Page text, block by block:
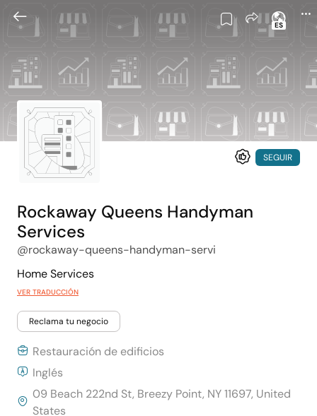
ES
SEGUIR
Rockaway Queens Handyman
Services
@rockaway-queens-handyman-servi
Home Services
VER TRADUCCIÓN
Reclama tu negocio
Restauración de edificios
Inglés
09 Beach 222nd St, Breezy Point, NY 11697, United
States